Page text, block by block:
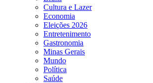
Cultura e Lazer
Economia
Eleições 2026
Entretenimento
Gastronomia
Minas Gerais
Mundo
Política
Saúde